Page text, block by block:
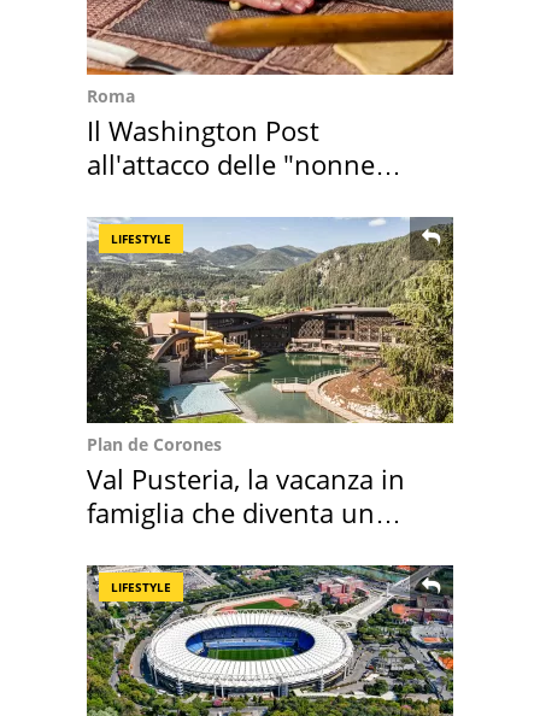
Roma
Il Washington Post
all'attacco delle "nonne
LIFESTYLE
Plan de Corones
Val Pusteria, la vacanza in
famiglia che diventa un
LIFESTYLE